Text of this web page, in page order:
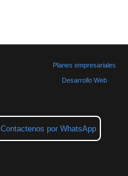
Planes empresariales
Desarrollo Web
Contactenos por WhatsApp